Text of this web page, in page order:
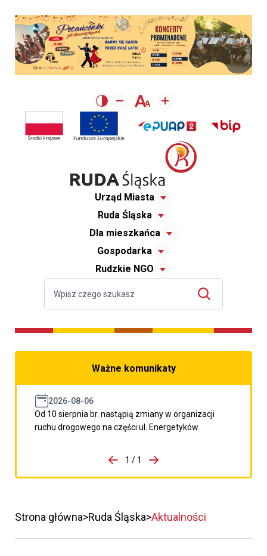
Urząd Miasta
Ruda Śląska
Dla mieszkańca
Gospodarka
Rudzkie NGO
Ważne komunikaty
2026-08-06
Od 10 sierpnia br. nastąpią zmiany w organizacji
ruchu drogowego na części ul. Energetyków.
porzpedniego komunikatu
1 / 1
Przejdź do następnego
Strona główna Ruda Śląska Aktualności